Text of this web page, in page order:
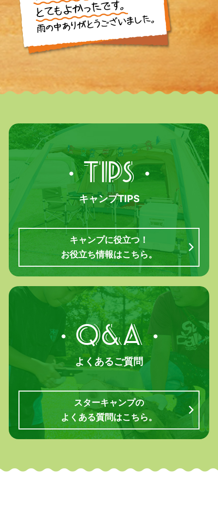
・TIPS・
キャンプTIPS
キャンプに役立つ！
お役立ち情報はこちら。
・Q&A・
よくあるご質問
スターキャンプの
よくある質問はこちら。